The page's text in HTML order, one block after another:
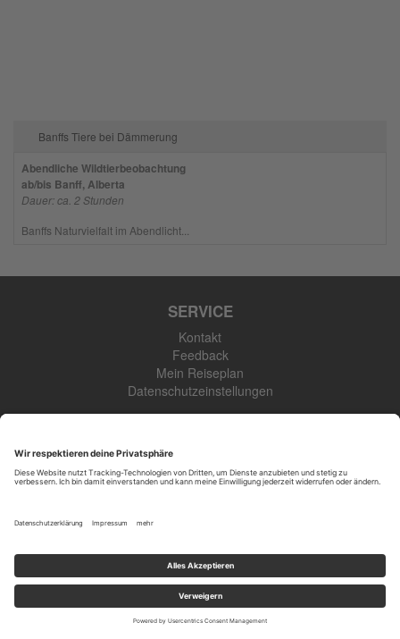
Banffs Tiere bei Dämmerung
Abendliche Wildtierbeobachtung
ab/bis Banff, Alberta
Dauer: ca. 2 Stunden
Banffs Naturvielfalt im Abendlicht...
SERVICE
Kontakt
Feedback
Mein Reiseplan
Datenschutzeinstellungen
Impressum
ARGB
SK Touristik GmbH
48308 Senden-Bösensell